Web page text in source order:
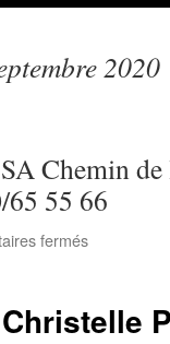
2020
Chemin
65 55 66
ferméssur